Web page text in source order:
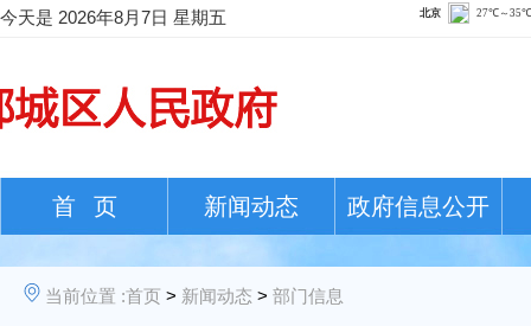
今天是 2026年8月7日 星期五
首 页 新闻动态 政府信息公开
当前位置 :首页 > 新闻动态 > 部门信息